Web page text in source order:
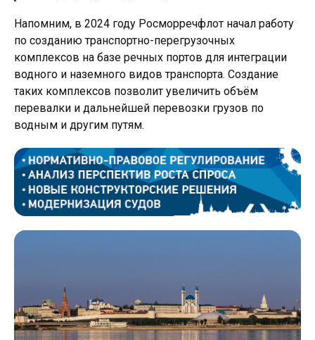
Напомним, в 2024 году Росморречфлот начал работу
по созданию транспортно-перегрузочных
комплексов на базе речных портов для интеграции
водного и наземного видов транспорта. Создание
таких комплексов позволит увеличить объём
перевалки и дальнейшей перевозки грузов по
водным и другим путям.